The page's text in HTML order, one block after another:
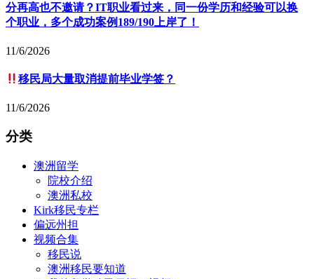
分再高也不邀请？IT职业看过来，同一份学历和经验可以换
个职业，多个成功案例189/190上岸了！
11/6/2026
移民局大量取消提前毕业学签？
11/6/2026
分类
澳洲留学
院校介绍
澳洲私校
Kirk移民专栏
偏远州担
视频合集
移民说
澳洲移民要知道